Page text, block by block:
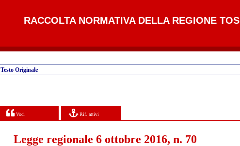
RACCOLTA NORMATIVA DELLA REGIONE
Testo Originale
Voci Rif. attivi
Legge regionale 6 ottobre 2016, n. 70